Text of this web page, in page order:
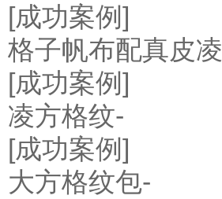
[成功案例]
格子帆布配真皮
[成功案例]
凌方格纹-
[成功案例]
大方格纹包-